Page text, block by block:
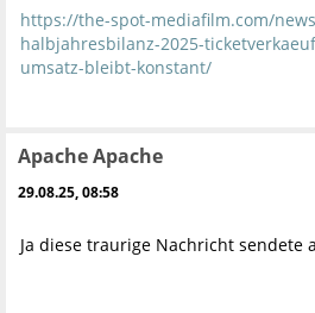
https://the-spot-mediafilm.com/
halbjahresbilanz-2025-
umsatz-bleibt-konstant/
Apache Apache
29.08.25, 08:58
Ja diese traurige Nachricht sendete